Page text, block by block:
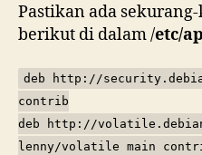
Pastikan ada
berikut di dalam /etc/
deb http://
contrib
deb http://
lenny/volatile main